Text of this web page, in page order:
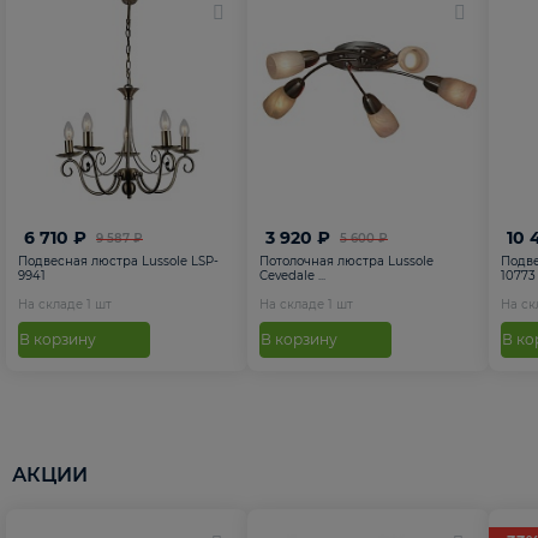
9 587 ₽
6 710 ₽
Подвесная люстра Lussole LSP-
9941
На складе 1 шт
В корзину
5 600 ₽
3 920 ₽
Потолочная люстра Lussole
Cevedale ...
На складе 1 шт
В корзину
10
10773
На
В
АКЦИИ